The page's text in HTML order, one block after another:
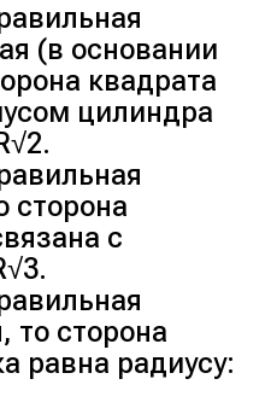
(в основании
квадрата
цилиндра
сторона
с
то сторона
равна радиусу: